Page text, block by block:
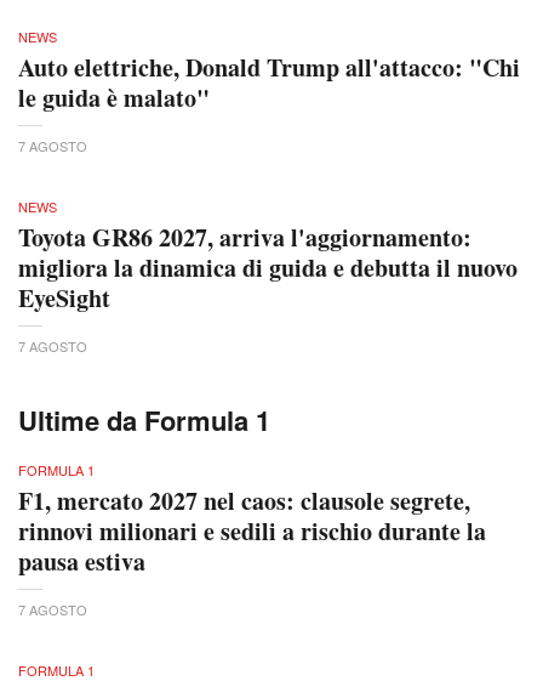
NEWS
Auto elettriche, Donald Trump all'attacco: "Chi
le guida è malato"
7 AGOSTO
NEWS
Toyota GR86 2027, arriva l'aggiornamento:
migliora la dinamica di guida e debutta il nuovo
EyeSight
7 AGOSTO
Ultime da Formula 1
FORMULA 1
F1, mercato 2027 nel caos: clausole segrete,
rinnovi milionari e sedili a rischio durante la
pausa estiva
7 AGOSTO
FORMULA 1